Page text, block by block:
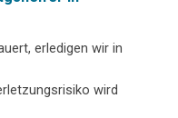
erledigen wir in
wird